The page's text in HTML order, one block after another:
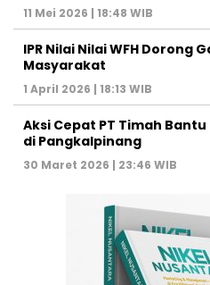
11 Mei 2026 | 18:48 WIB
IPR Nilai Nilai WFH Dorong
Masyarakat
1 April 2026 | 18:13 WIB
Aksi Cepat PT Timah
di Pangkalpinang
30 Maret 2026 | 23:46 WIB